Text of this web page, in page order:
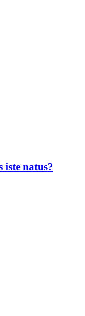
iste natus?